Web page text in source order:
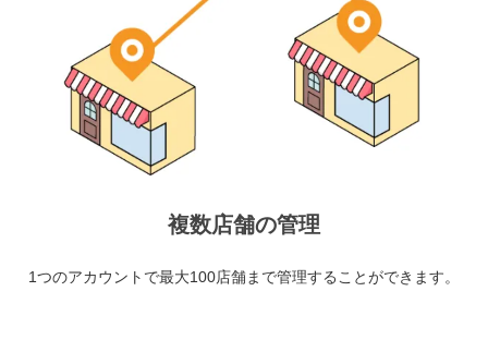
複数店舗の管理
1つのアカウントで最大100店舗まで管理することができます。